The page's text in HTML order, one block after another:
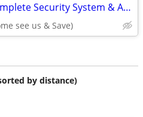
Dkstuf need parts or a Complete Security System & Automation
see us & Save)
by distance)